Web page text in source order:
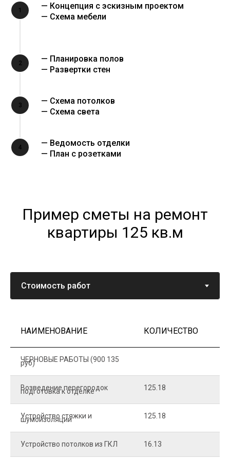
1
— Концепция с эскизным проектом
— Схема мебели
2
— Планировка полов
— Развертки стен
3
— Схема потолков
— Схема света
4
— Ведомость отделки
— План с розетками
Пример сметы на ремонт
квартиры 125 кв.м
НАИМЕНОВАНИЕ КОЛИЧЕСТВО
ЧЕРНОВЫЕ РАБОТЫ (900 135
руб)
Возведение перегородок
подготовка к отделке 125.18
Устройство стяжки и
шумоизоляции 125.18
Устройство потолков из ГКЛ 16.13